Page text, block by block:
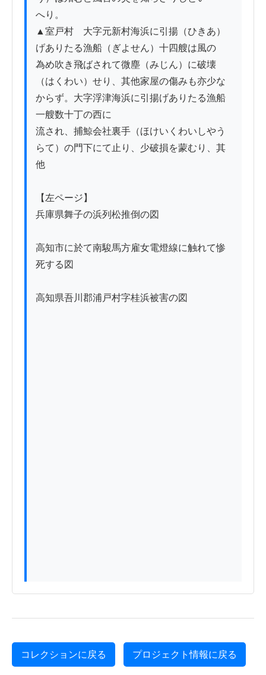
へり。
▲室戸村　大字元新村海浜に引揚（ひきあ）
げありたる漁船（ぎよせん）十四艘は風の
為め吹き飛ばされて微塵（みじん）に破壊
（はくわい）せり、其他家屋の傷みも亦少な
からず。大字浮津海浜に引揚げありたる漁船
一艘数十丁の西に
流され、捕鯨会社裏手（ほけいくわいしやう
らて）の門下にて止り、少破損を蒙むり、其
他
【左ページ】
兵庫県舞子の浜列松推倒の図
高知市に於て南駿馬方雇女電燈線に触れて惨
死する図
高知県吾川郡浦戸村字桂浜被害の図
コレクションに戻る プロジェクト情報に戻る